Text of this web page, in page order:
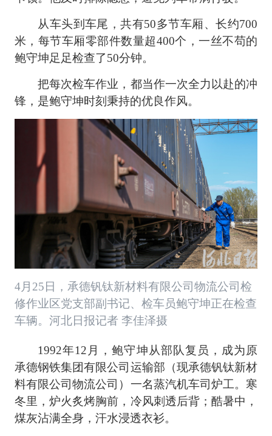
从车头到车尾，共有50多节车厢、长约700
米，每节车厢零部件数量超400个，一丝不苟的
鲍守坤足足检查了50分钟。
把每次检车作业，都当作一次全力以赴的冲
锋，是鲍守坤时刻秉持的优良作风。
4月25日，承德钒钛新材料有限公司物流公司检
修作业区党支部副书记、检车员鲍守坤正在检查
车辆。河北日报记者 李佳泽摄
1992年12月，鲍守坤从部队复员，成为原
承德钢铁集团有限公司运输部（现承德钒钛新材
料有限公司物流公司）一名蒸汽机车司炉工。寒
冬里，炉火炙烤胸前，冷风刺透后背；酷暑中，
煤灰沾满全身，汗水浸透衣衫。